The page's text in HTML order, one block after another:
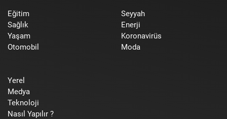
Eğitim
Sağlık
Yaşam
Otomobil
Seyyah
Enerji
Koronavirüs
Moda
Yerel
Medya
Teknoloji
Nasıl Yapılır ?